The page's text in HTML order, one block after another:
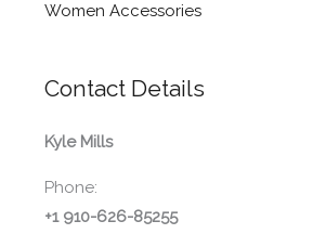
Women Accessories
Contact Details
Kyle Mills
Phone:
+1 910-626-85255